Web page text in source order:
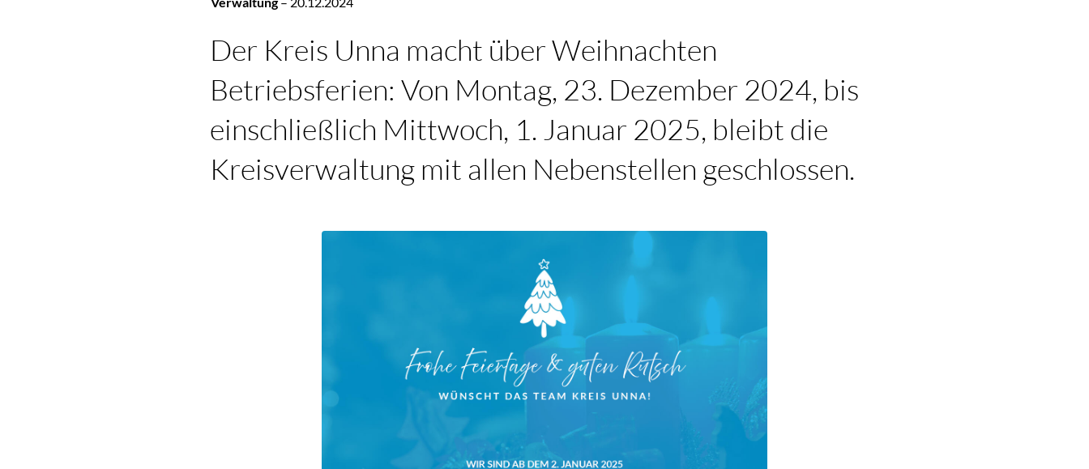
Der Kreis Unna macht über Weihnachten
Betriebsferien: Von Montag, 23. Dezember 2024, bis
einschließlich Mittwoch, 1. Januar 2025, bleibt die
Kreisverwaltung mit allen Nebenstellen geschlossen.